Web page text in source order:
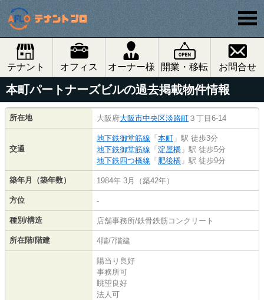
テナント オフィス オーナー様 開業・移転 お問合せ
本町パートナーズビルの過去掲載物件情報
所在地 大阪府大阪市中央区淡路町 ３丁目6-14
交通
地下鉄御堂筋線 「本町 」駅 徒歩3分
地下鉄御堂筋線 「淀屋橋 」駅 徒歩5分
地下鉄四つ橋線 「肥後橋 」駅 徒歩9分
築年月（築年数） 1984年 3月（築42年）
方位 -
種別/構造 店舗事務所/鉄骨鉄筋コンクリート
所在階/階建 4階/7階建
陽当り良好
事務所可
眺望良好
法人可